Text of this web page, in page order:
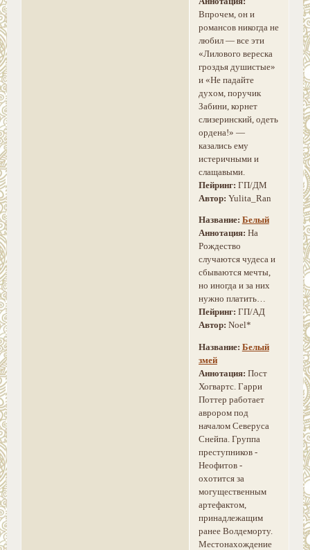
Впрочем, он и
романсов никогда не
любил — все эти
«Лилового вереска
гроздья душистые»
и «Не падайте
духом, поручик
Забини, корнет
слизеринский, одеть
ордена!» —
казались ему
истеричными и
слащавыми.
Пейринг: ГП/ДМ
Автор: Yulita_Ran
Название: Белый
Аннотация: На
Рождество
случаются чудеса и
сбываются мечты,
но иногда и за них
нужно платить…
Пейринг: ГП/АД
Автор: Noel*
Название: Белый
змей
Аннотация: Пост
Хогвартс. Гарри
Поттер работает
аврором под
началом Северуса
Снейпа. Группа
преступников -
Неофитов -
охотится за
могущественным
артефактом,
принадлежащим
ранее Волдеморту.
Местонахождение